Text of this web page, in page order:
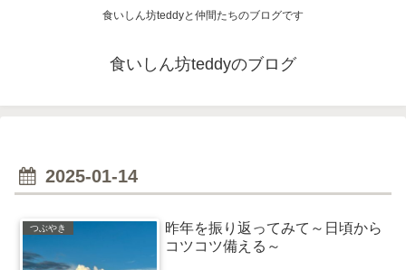
食いしん坊teddyと仲間たちのブログです
食いしん坊teddyのブログ
2025-01-14
つぶやき
昨年を振り返ってみて～日頃から
コツコツ備える～